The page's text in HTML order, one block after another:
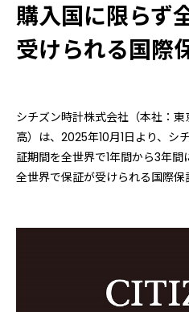
購入国に限らず
受けられる国際
シチズン時計株式会社（本社：
高）は、2025年10月1日より、シ
証期間を全世界で1年間から3年
全世界で保証が受けられる国際保